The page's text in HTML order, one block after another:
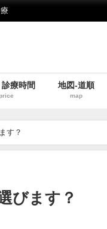
療時間 地図-道順
map
す？
びます？